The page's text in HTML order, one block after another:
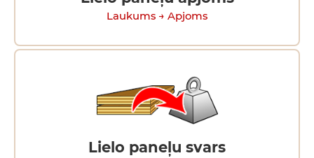
Laukums → Apjoms
Lielo paneļu svars